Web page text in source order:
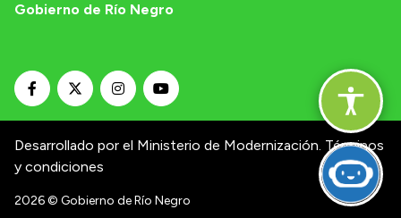
Gobierno de Río Negro
Desarrollado por el Ministerio de Modernización. Términos
y condiciones
2026© Gobierno de Río Negro